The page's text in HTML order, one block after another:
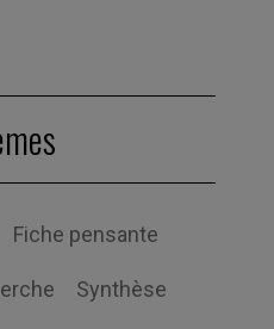
Fiche pensante
Synthèse